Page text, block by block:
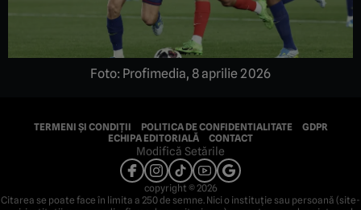
Foto: Profimedia, 8 aprilie 2026
TERMENI ȘI CONDIȚII POLITICA DE CONFIDENTIALITATE
GDPR
ECHIPA EDITORIALĂ
CONTACT
Modifică Setările
copyright © 2026
Citarea se poate face în limita a 250 de semne. Nici o instituţie sau persoană (site-